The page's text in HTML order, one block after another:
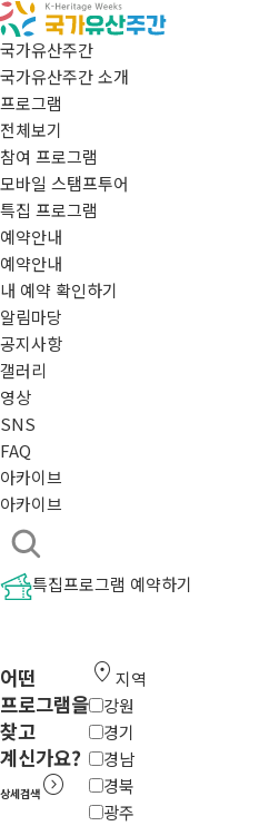
국가유산주간
국가유산주간 소개
프로그램
전체보기
참여 프로그램
모바일 스탬프투어
특집 프로그램
예약안내
예약안내
내 예약 확인하기
알림마당
공지사항
갤러리
영상
SNS
FAQ
아카이브
아카이브
특집프로그램 예약하기
어떤
프로그램을
찾고
계신가요?
상세검색 expand_circle_right
location_on 지역
강원
경기
경남
경북
광주